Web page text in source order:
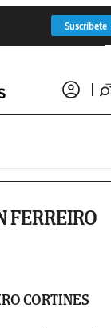
Suscríbete
FERREIRO
CORTINES